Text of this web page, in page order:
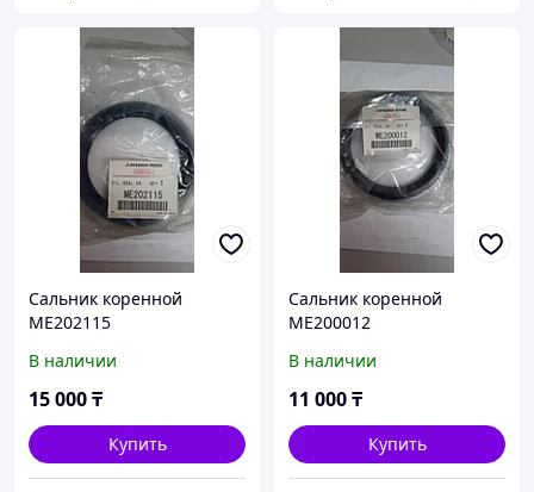
Сальник коренной
ME202115
В наличии
15 000₸
Купить
Сальник коренной
ME200012
В наличии
11 000₸
Купить